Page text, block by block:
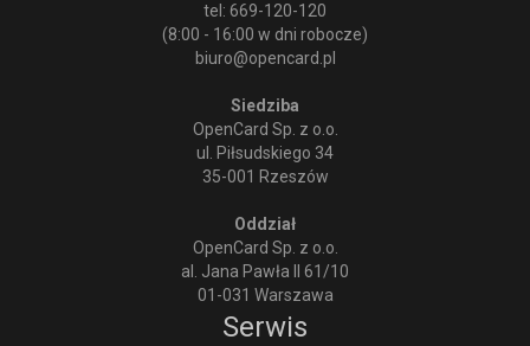
tel: 669-120-120
(8:00 - 16:00 w dni robocze)
biuro@opencard.pl
Siedziba
OpenCard Sp. z o.o.
ul. Piłsudskiego 34
35-001 Rzeszów
Oddział
OpenCard Sp. z o.o.
al. Jana Pawła II 61/10
01-031 Warszawa
Serwis